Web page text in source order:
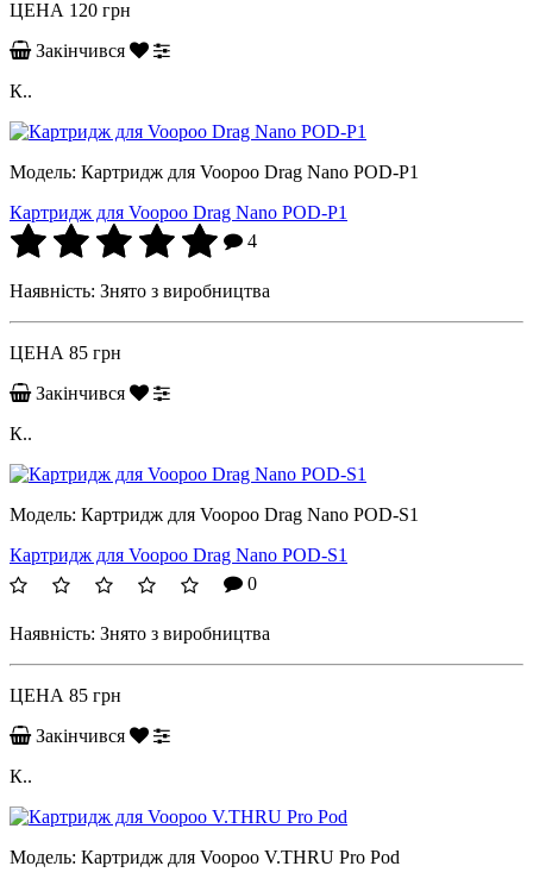
ЦЕНА 120 грн
Закінчився
К..
Модель: Картридж для Voopoo Drag Nano POD-P1
Картридж для Voopoo Drag Nano POD-P1
4
Наявність: Знято з виробництва
ЦЕНА 85 грн
Закінчився
К..
Модель: Картридж для Voopoo Drag Nano POD-S1
Картридж для Voopoo Drag Nano POD-S1
0
Наявність: Знято з виробництва
ЦЕНА 85 грн
Закінчився
К..
Модель: Картридж для Voopoo V.THRU Pro Pod